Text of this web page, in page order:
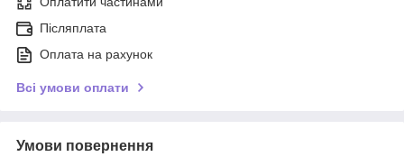
Післяплата
Оплата на рахунок
Всі умови оплати
Умови повернення